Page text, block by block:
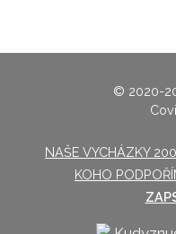
© 2020-
NAŠE VYCHÁZKY
KOHO